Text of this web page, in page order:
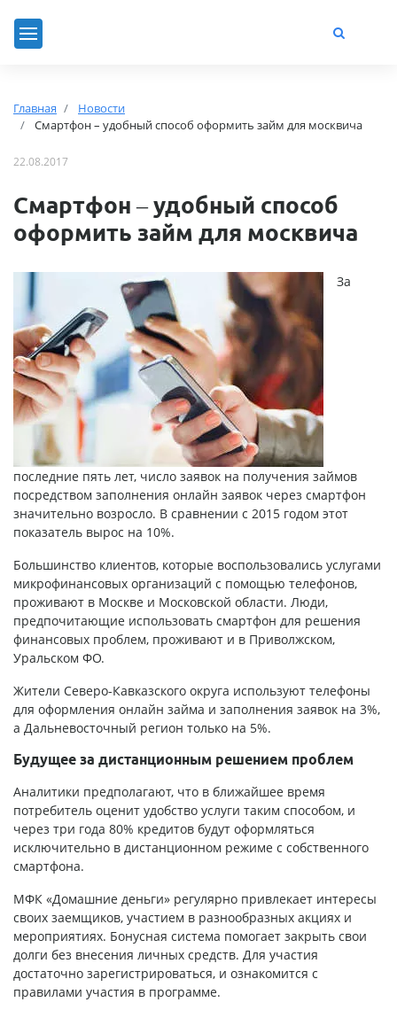
Главная
Новости
Смартфон – удобный способ оформить займ для москвича
22.08.2017
Смартфон – удобный способ
оформить займ для москвича
За
последние пять лет, число заявок на получения займов
посредством заполнения онлайн заявок через смартфон
значительно возросло. В сравнении с 2015 годом этот
показатель вырос на 10%.
Большинство клиентов, которые воспользовались услугами
микрофинансовых организаций с помощью телефонов,
проживают в Москве и Московской области. Люди,
предпочитающие использовать смартфон для решения
финансовых проблем, проживают и в Приволжском,
Уральском ФО.
Жители Северо-Кавказского округа используют телефоны
для оформления онлайн займа и заполнения заявок на 3%,
а Дальневосточный регион только на 5%.
Будущее за дистанционным решением проблем
Аналитики предполагают, что в ближайшее время
потребитель оценит удобство услуги таким способом, и
через три года 80% кредитов будут оформляться
исключительно в дистанционном режиме с собственного
смартфона.
МФК «Домашние деньги» регулярно привлекает интересы
своих заемщиков, участием в разнообразных акциях и
мероприятиях. Бонусная система помогает закрыть свои
долги без внесения личных средств. Для участия
достаточно зарегистрироваться, и ознакомится с
правилами участия в программе.